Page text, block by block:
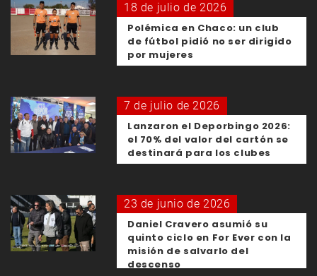
18 de julio de 2026
Polémica en Chaco: un club
de fútbol pidió no ser dirigido
por mujeres
7 de julio de 2026
Lanzaron el Deporbingo 2026:
el 70% del valor del cartón se
destinará para los clubes
23 de junio de 2026
Daniel Cravero asumió su
quinto ciclo en For Ever con la
misión de salvarlo del
descenso